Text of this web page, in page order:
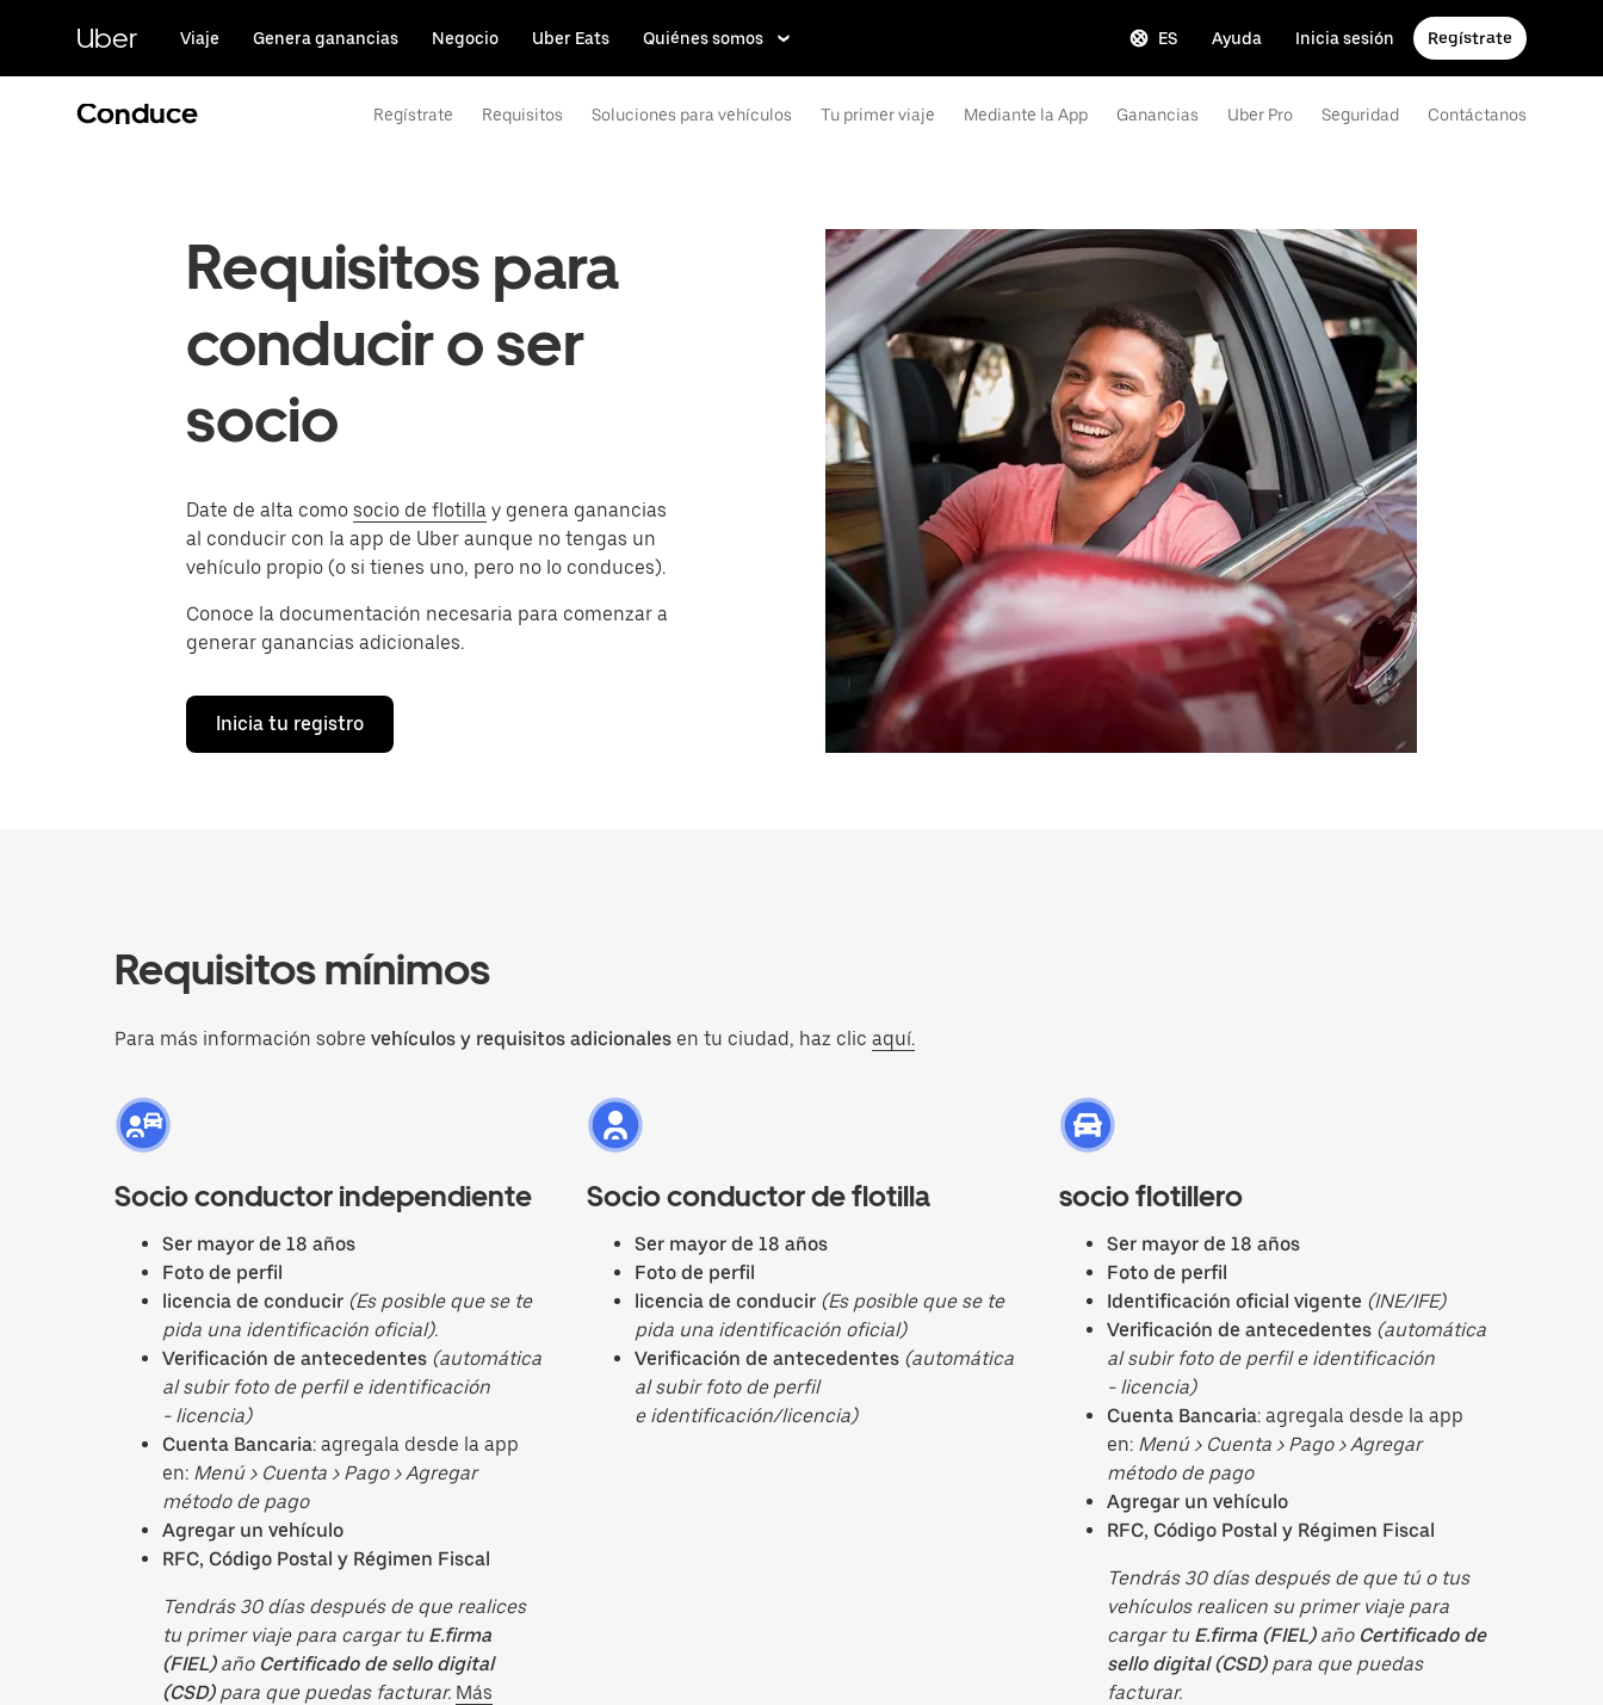
contenido
principal
Uber Viaje Genera ganancias Negocio Uber Eats Quiénes somos ES Ayuda Inicia sesión Regístrate
Conduce Regístrate Requisitos Soluciones para vehículos Tu primer viaje Mediante la App Ganancias Uber Pro Seguridad Contáctanos
Requisitos para
conducir o ser
socio
Date de alta como socio de flotilla y genera ganancias
al conducir con la app de Uber aunque no tengas un
vehículo propio (o si tienes uno, pero no lo conduces).
Conoce la documentación necesaria para comenzar a
generar ganancias adicionales.
Inicia tu registro
Requisitos mínimos
Para más información sobre vehículos y requisitos adicionales en tu ciudad, haz clic aquí.
Socio conductor independiente
Ser mayor de 18 años
Foto de perfil
licencia de conducir (Es posible que se te
pida una identificación oficial).
Verificación de antecedentes (automática
al subir foto de perfil e identificación
- licencia)
Cuenta Bancaria: agregala desde la app
en: Menú > Cuenta > Pago > Agregar
método de pago
Agregar un vehículo
RFC, Código Postal y Régimen Fiscal
Tendrás 30 días después de que realices
tu primer viaje para cargar tu E.firma
(FIEL)año Certificado de sello digital
(CSD)para que puedas facturar. Más
Socio conductor de flotilla
Ser mayor de 18 años
Foto de perfil
licencia de conducir (Es posible que se te
pida una identificación oficial)
Verificación de antecedentes (automática
al subir foto de perfil
e identificación/licencia)
socio flotillero
Ser mayor de 18 años
Foto de perfil
Identificación oficial vigente (INE/IFE)
Verificación de antecedentes (automática
al subir foto de perfil e identificación
- licencia)
Cuenta Bancaria: agregala desde la app
en: Menú > Cuenta > Pago > Agregar
método de pago
Agregar un vehículo
RFC, Código Postal y Régimen Fiscal
Tendrás 30 días después de que tú o tus
vehículos realicen su primer viaje para
cargar tu E.firma (FIEL)año Certificado de
sello digital (CSD)para que puedas
facturar.